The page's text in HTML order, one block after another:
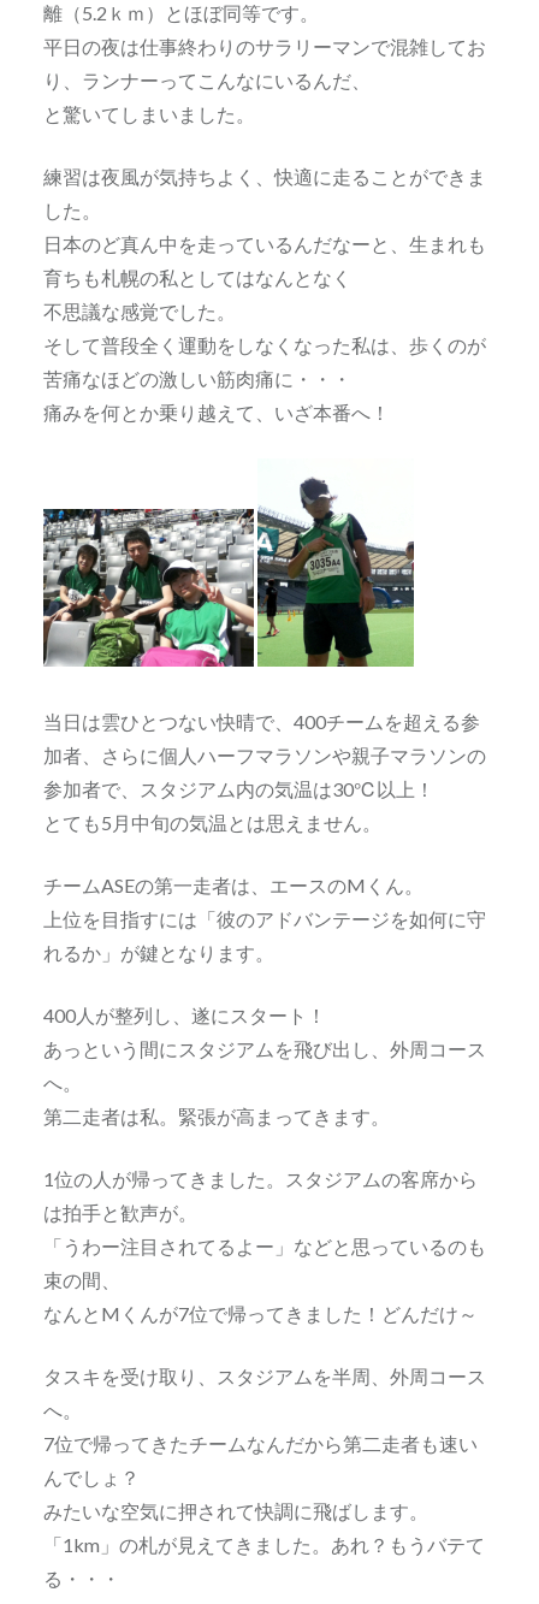
離（5.2ｋｍ）とほぼ同等です。
平日の夜は仕事終わりのサラリーマンで混雑してお
り、ランナーってこんなにいるんだ、
と驚いてしまいました。
練習は夜風が気持ちよく、快適に走ることができま
した。
日本のど真ん中を走っているんだなーと、生まれも
育ちも札幌の私としてはなんとなく
不思議な感覚でした。
そして普段全く運動をしなくなった私は、歩くのが
苦痛なほどの激しい筋肉痛に・・・
痛みを何とか乗り越えて、いざ本番へ！
当日は雲ひとつない快晴で、400チームを超える参
加者、さらに個人ハーフマラソンや親子マラソンの
参加者で、スタジアム内の気温は30℃以上！
とても5月中旬の気温とは思えません。
チームASEの第一走者は、エースのMくん。
上位を目指すには「彼のアドバンテージを如何に守
れるか」が鍵となります。
400人が整列し、遂にスタート！
あっという間にスタジアムを飛び出し、外周コース
へ。
第二走者は私。緊張が高まってきます。
1位の人が帰ってきました。スタジアムの客席から
は拍手と歓声が。
「うわー注目されてるよー」などと思っているのも
束の間、
なんとMくんが7位で帰ってきました！どんだけ～
タスキを受け取り、スタジアムを半周、外周コース
へ。
7位で帰ってきたチームなんだから第二走者も速い
んでしょ？
みたいな空気に押されて快調に飛ばします。
「1km」の札が見えてきました。あれ？もうバテて
る・・・